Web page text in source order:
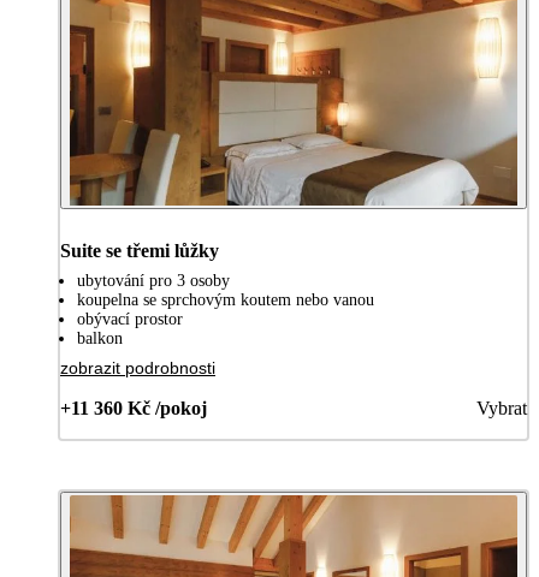
Suite se třemi lůžky
ubytování pro 3 osoby
koupelna se sprchovým koutem nebo vanou
obývací prostor
balkon
zobrazit podrobnosti
+11 360 Kč /pokoj Vybrat